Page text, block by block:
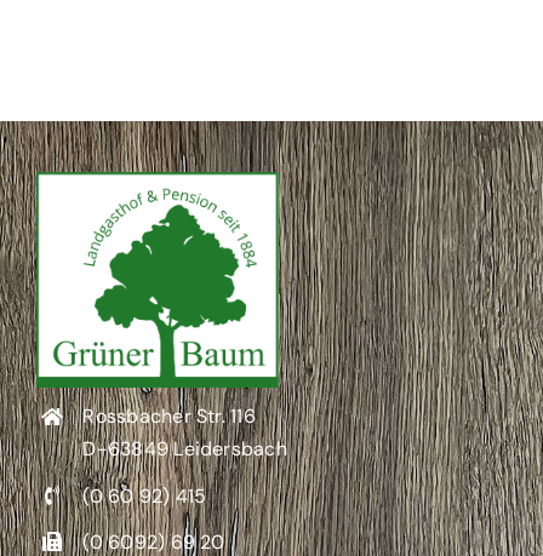
Rossbacher Str. 116
D-63849 Leidersbach
(0 60 92) 415
(0 6092) 69 20